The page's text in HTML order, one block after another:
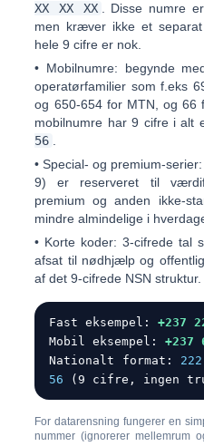
XX XX XX
. Disse numre
men kræver ikke et
hele 9 cifre er nok.
• Mobilnumre: begynde
operatørfamilier som f.eks
og 650-654for MTN, og66
mobilnumre har 9 cifre i alt
56
•Special- og premium-serier:
9) er reserveret til
premium og anden ikke-
mindre almindelige i
• Korte koder: 3-cifrede tal
afsat til nødhjælp og
af det 9-cifrede NSN struktur.
Fast eksempel:+237
Mobil eksempel:+237
Nationalt format:
56 (9 cifre, ingen
For datarensning fungerer en
nummer (ignorerer mellemrum